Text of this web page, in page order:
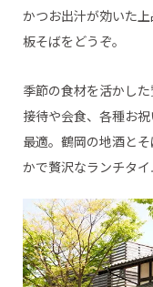
かつお出汁が効いた
板そばをどうぞ。
季節の食材を活かし
接待や会食、各種お
最適。鶴岡の地酒と
かで贅沢なランチタイ